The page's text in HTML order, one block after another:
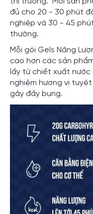
đủ cho 20 - 30 phút
nghiệp và 30 - 45
thường.
Mỗi gói Gels Năng
cao hơn các sản
lấy từ chiết xuất
nghiệm hương vị
gây đầy bụng.